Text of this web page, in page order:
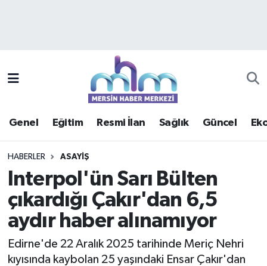
Genel Eğitim Resmi İlan Sağlık Güncel
HABERLER ASAYIŞ
Interpol'ün Sarı Bülten
çıkardığı Çakır'dan 6,5
aydır haber alınamıyor
Edirne'de 22 Aralık 2025 tarihinde Meriç Nehri
kıyısında kaybolan 25 yaşındaki Ensar Çakır'dan
Güncel
Haberde insan
Kültür - Sanat
Mersin Trafik Yoğunluk Haritası
Süper Lig Puan Durumu ve Fikstür
Haber Arşivi